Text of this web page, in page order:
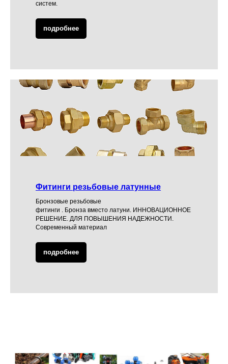
систем.
подробнее
Фитинги резьбовые латунные
Бронзовые резьбовые
фитинги . Бронза вместо латуни. ИННОВАЦИОННОЕ
РЕШЕНИЕ. ДЛЯ ПОВЫШЕНИЯ НАДЕЖНОСТИ.
Современный материал
подробнее